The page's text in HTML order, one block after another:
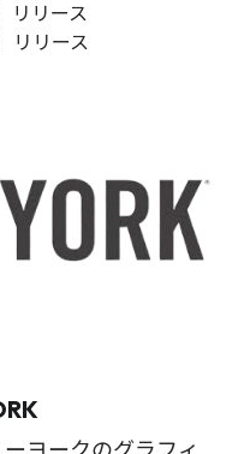
リリース
リリース